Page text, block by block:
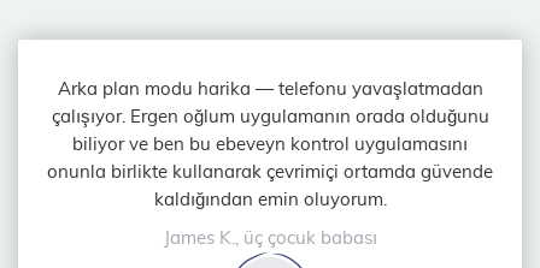
Arka plan modu harika — telefonu yavaşlatmadan
çalışıyor. Ergen oğlum uygulamanın orada olduğunu
biliyor ve ben bu ebeveyn kontrol uygulamasını
onunla birlikte kullanarak çevrimiçi ortamda güvende
kaldığından emin oluyorum.
James K., üç çocuk babası